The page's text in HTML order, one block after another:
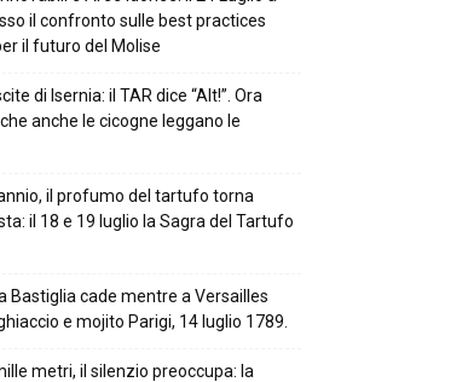
il confronto sulle best practices
il futuro del Molise
di Isernia: il TAR dice “Alt!”. Ora
anche le cicogne leggano le
il profumo del tartufo torna
il 18 e 19 luglio la Sagra del Tartufo
Bastiglia cade mentre a Versailles
e mojito Parigi, 14 luglio 1789.
metri, il silenzio preoccupa: la